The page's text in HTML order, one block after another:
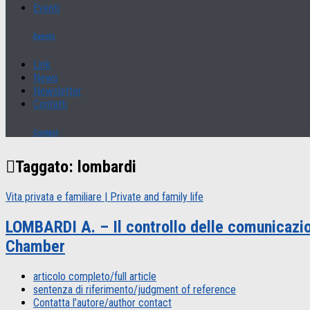
Eventi
Events
Link
News
Newsletter
Contatti
Contact
Taggato: lombardi
Vita privata e familiare | Private and family life
LOMBARDI A. – Il controllo delle
Chamber
articolo completo/full article
sentenza di riferimento/judgment of reference
Contatta l’autore/author contact